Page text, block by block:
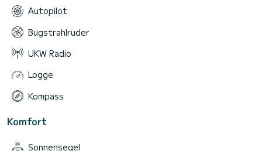
Autopilot
Bugstrahlruder
UKW Radio
Logge
Kompass
Komfort
Sonnensegel